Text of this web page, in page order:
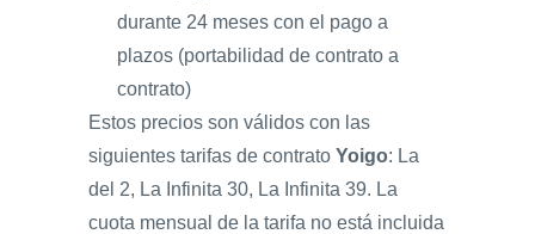
durante 24 meses con el pago a
plazos (portabilidad de contrato a
contrato)
Estos precios son válidos con las
siguientes tarifas de contrato Yoigo: La
del 2, La Infinita 30, La Infinita 39. La
cuota mensual de la tarifa no está incluida